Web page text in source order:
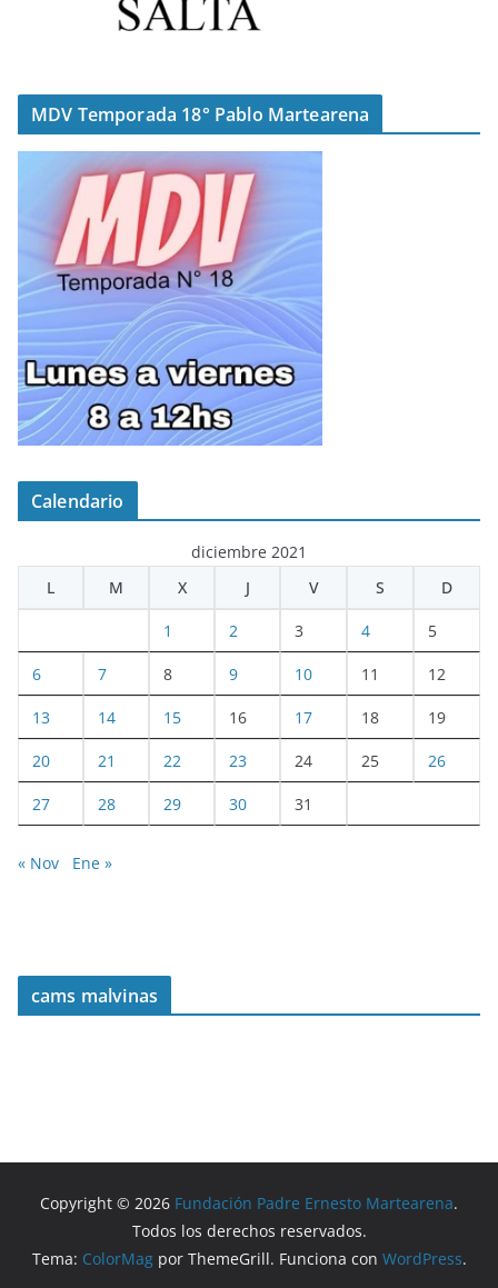
MDV Temporada 18° Pablo Martearena
Calendario
diciembre 2021
L
M X J V S D
1 2 3 4 5
6 7 8 9 10 11 12
13 14 15 16 17 18 19
20 21 22 23 24 25 26
27 28 29 30 31
« Nov Ene »
cams malvinas
Copyright © 2026 Fundación Padre Ernesto Martearena.
Todos los derechos reservados.
Tema: ColorMagpor ThemeGrill. Funciona con WordPress.